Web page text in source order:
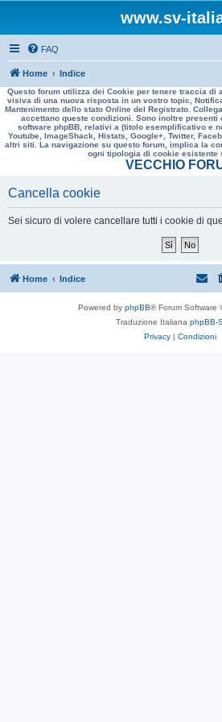
www.sv-
FAQ
Home Indice
Questo forum utilizza dei Cookie per tenere traccia di
visiva di una nuova risposta in un vostro topic,
Mantenimento dello stato Online del Registrato.
accettano queste condizioni. Sono inoltre
software phpBB, relativi a (titolo esemplificativo e
Youtube, ImageShack, Histats, Google+, Twitter,
altri siti. La navigazione su questo forum, implica la
ogni tipologia di cookie esistente
VECCHIO
Cancella cookie
Sei sicuro di volere cancellare tutti i cookie di
Home Indice
Powered by phpBB® Forum Software
Traduzione Italiana phpBB-
Privacy | Condizioni